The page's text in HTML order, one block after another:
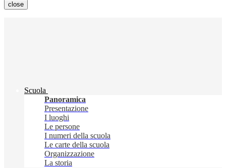
close
Scuola
Panoramica
Presentazione
I luoghi
Le persone
I numeri della scuola
Le carte della scuola
Organizzazione
La storia